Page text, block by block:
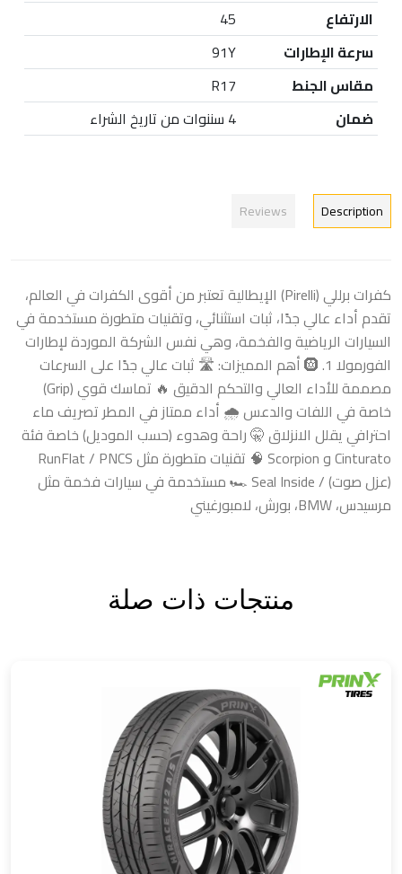
الارتفاع
45
سرعة الإطارات
91Y
مقاس الجنط
R17
ضمان
4 سننوات من تاريخ الشراء
Description
Reviews
كفرات برللي (Pirelli) الإيطالية تعتبر من أقوى الكفرات في العالم،
تقدم أداء عالي جدًا، ثبات استثنائي، وتقنيات متطورة مستخدمة في
السيارات الرياضية والفخمة، وهي نفس الشركة الموردة لإطارات
الفورمولا 1. 🛞 أهم المميزات: 🛣️ ثبات عالي جدًا على السرعات
مصممة للأداء العالي والتحكم الدقيق 🔥 تماسك قوي (Grip)
خاصة في اللفات والدعس 🌧️ أداء ممتاز في المطر تصريف ماء
احترافي يقلل الانزلاق 🤫 راحة وهدوء (حسب الموديل) خاصة فئة
Cinturato و Scorpion 🧠 تقنيات متطورة مثل RunFlat / PNCS
(عزل صوت) / Seal Inside 🏎️ مستخدمة في سيارات فخمة مثل
مرسيدس، BMW، بورش، لامبورغيني
منتجات ذات صلة